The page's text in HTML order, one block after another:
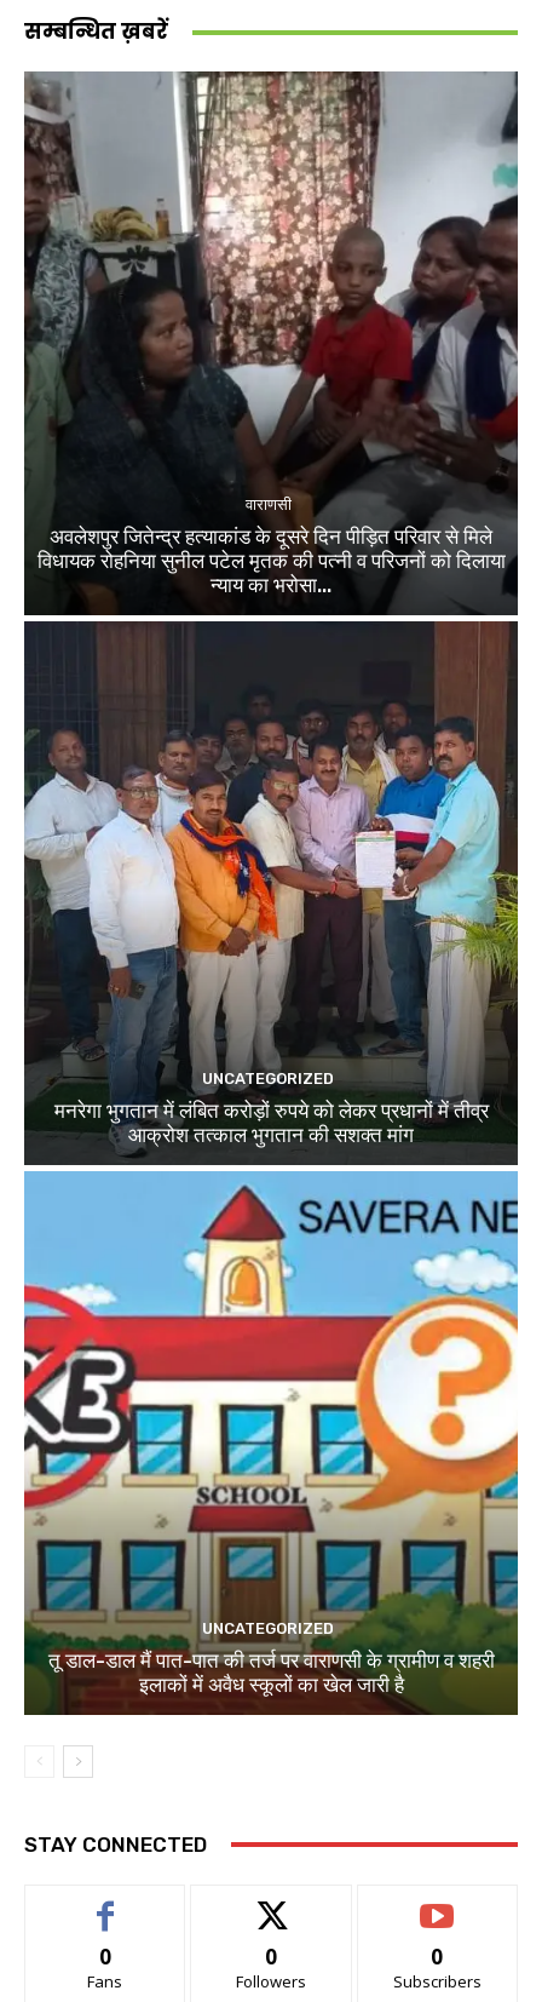
सम्बन्धित ख़बरें
वाराणसी
अवलेशपुर जितेन्द्र हत्याकांड के दूसरे दिन पीड़ित परिवार से मिले
विधायक रोहनिया सुनील पटेल मृतक की पत्नी व परिजनों को दिलाया
न्याय का भरोसा...
UNCATEGORIZED
मनरेगा भुगतान में लंबित करोड़ों रुपये को लेकर प्रधानों में तीव्र
आक्रोश तत्काल भुगतान की सशक्त मांग
UNCATEGORIZED
तू डाल-डाल मैं पात-पात की तर्ज पर वाराणसी के ग्रामीण व शहरी
इलाकों में अवैध स्कूलों का खेल जारी है
STAY CONNECTED
0
Fans
0
Followers
0
Subscribers